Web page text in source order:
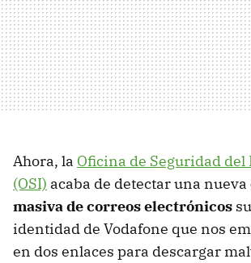
Ahora, la Oficina de Seguridad
(OSI) acaba de detectar una nueva
masiva de correos electrónicos
identidad de Vodafone que nos
en dos enlaces para descargar